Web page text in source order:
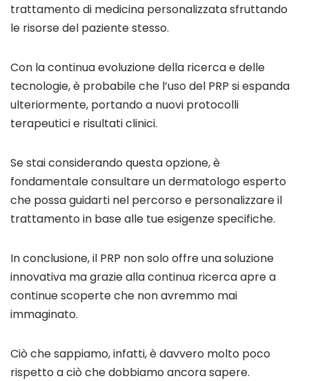
trattamento di medicina personalizzata sfruttando
le risorse del paziente stesso.
Con la continua evoluzione della ricerca e delle
tecnologie, è probabile che l’uso del PRP si espanda
ulteriormente, portando a nuovi protocolli
terapeutici e risultati clinici.
Se stai considerando questa opzione, è
fondamentale consultare un dermatologo esperto
che possa guidarti nel percorso e personalizzare il
trattamento in base alle tue esigenze specifiche.
In conclusione, il PRP non solo offre una soluzione
innovativa ma grazie alla continua ricerca apre a
continue scoperte che non avremmo mai
immaginato.
Ciò che sappiamo, infatti, è davvero molto poco
rispetto a ciò che dobbiamo ancora sapere.